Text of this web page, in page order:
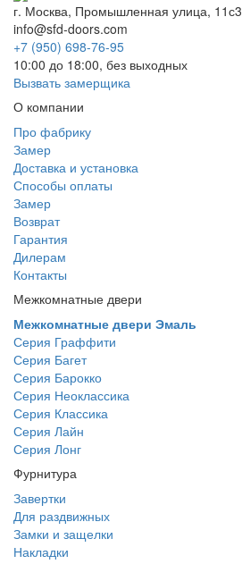
г. Москва, Промышленная улица, 11с3
info@sfd-doors.com
+7 (950) 698-76-95
10:00 до 18:00, без выходных
Вызвать замерщика
О компании
Про фабрику
Замер
Доставка и установка
Способы оплаты
Замер
Возврат
Гарантия
Дилерам
Контакты
Межкомнатные двери
Межкомнатные двери Эмаль
Серия Граффити
Серия Багет
Серия Барокко
Серия Неоклассика
Серия Классика
Серия Лайн
Серия Лонг
Фурнитура
Завертки
Для раздвижных
Замки и защелки
Накладки